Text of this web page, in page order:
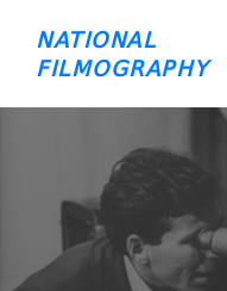
NATIONAL
FILMOGRAPHY